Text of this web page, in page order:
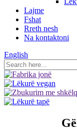
Lajme
Fshat
Rreth nesh
Na kontaktoni
English